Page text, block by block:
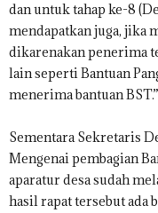
dan untuk tahap ke-8
mendapatkan juga, jika
dikarenakan penerima
lain seperti Bantuan
menerima bantuan
Sementara Sekretaris
Mengenai pembagian
aparatur desa sudah
hasil rapat tersebut ada